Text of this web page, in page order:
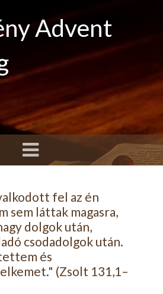
Advent
fel az én
sem láttak magasra,
dolgok után,
csodadolgok után.
és
(Zsolt 131,1–